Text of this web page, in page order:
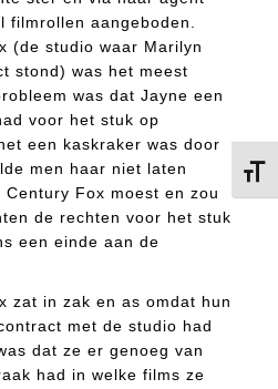
filmrollen aangeboden.
(de studio waar Marilyn
stond) was het meest
was dat Jayne een
voor het stuk op
een kaskraker was door
men haar niet laten
Fox moest en zou
de rechten voor het stuk
een einde aan de
zat in zak en as omdat hun
met de studio had
dat ze er genoeg van
had in welke films ze